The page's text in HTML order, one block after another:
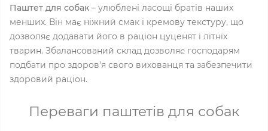
Паштет для собак – улюблені ласощі братів наших
менших. Він має ніжний смак і кремову текстуру, що
дозволяє додавати його в раціон цуценят і літніх
тварин. Збалансований склад дозволяє господарям
подбати про здоров'я свого вихованця та забезпечити
здоровий раціон.
Переваги паштетів для собак